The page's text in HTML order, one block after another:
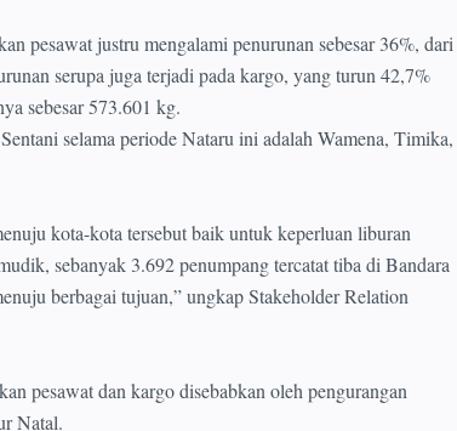
pesawat justru mengalami penurunan sebesar 36%, dari
serupa juga terjadi pada kargo, yang turun 42,7%
sebesar 573.601 kg.
selama periode Nataru ini adalah Wamena, Timika,
kota-kota tersebut baik untuk keperluan liburan
sebanyak 3.692 penumpang tercatat tiba di Bandara
berbagai tujuan,” ungkap Stakeholder Relation
pesawat dan kargo disebabkan oleh pengurangan
Natal.